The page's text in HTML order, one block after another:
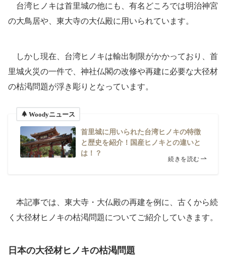
台湾ヒノキは首里城の他にも、有名どころでは明治神宮
の大鳥居や、東大寺の大仏殿に用いられています。
しかし現在、台湾ヒノキは輸出制限がかかっており、首
里城火災の一件で、神社仏閣の改修や再建に必要な大径材
の枯渇問題が浮き彫りとなっています。
Woodyニュース
首里城に用いられた台湾ヒノキの特徴
と歴史を紹介！国産ヒノキとの違いと
は！？
続きを読む
本記事では、東大寺・大仏殿の再建を例に、古くから続
く大径材ヒノキの枯渇問題についてご紹介していきます。
日本の大径材ヒノキの枯渇問題